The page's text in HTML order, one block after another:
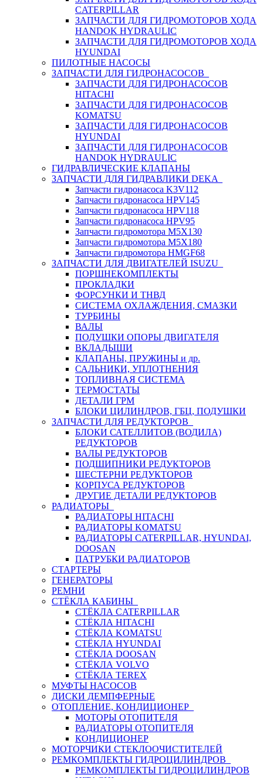
CATERPILLAR
ЗАПЧАСТИ ДЛЯ ГИДРОМОТОРОВ ХОДА
HANDOK HYDRAULIC
ЗАПЧАСТИ ДЛЯ ГИДРОМОТОРОВ ХОДА
HYUNDAI
ПИЛОТНЫЕ НАСОСЫ
ЗАПЧАСТИ ДЛЯ ГИДРОНАСОСОВ
ЗАПЧАСТИ ДЛЯ ГИДРОНАСОСОВ
HITACHI
ЗАПЧАСТИ ДЛЯ ГИДРОНАСОСОВ
KOMATSU
ЗАПЧАСТИ ДЛЯ ГИДРОНАСОСОВ
HYUNDAI
ЗАПЧАСТИ ДЛЯ ГИДРОНАСОСОВ
HANDOK HYDRAULIC
ГИДРАВЛИЧЕСКИЕ КЛАПАНЫ
ЗАПЧАСТИ ДЛЯ ГИДРАВЛИКИ DEKA
Запчасти гидронасоса K3V112
Запчасти гидронасоса HPV145
Запчасти гидронасоса HPV118
Запчасти гидронасоса HPV95
Запчасти гидромотора M5X130
Запчасти гидромотора M5X180
Запчасти гидромотора HMGF68
ЗАПЧАСТИ ДЛЯ ДВИГАТЕЛЕЙ ISUZU
ПОРШНЕКОМПЛЕКТЫ
ПРОКЛАДКИ
ФОРСУНКИ И ТНВД
СИСТЕМА ОХЛАЖДЕНИЯ, СМАЗКИ
ТУРБИНЫ
ВАЛЫ
ПОДУШКИ ОПОРЫ ДВИГАТЕЛЯ
ВКЛАДЫШИ
КЛАПАНЫ, ПРУЖИНЫ и др.
САЛЬНИКИ, УПЛОТНЕНИЯ
ТОПЛИВНАЯ СИСТЕМА
ТЕРМОСТАТЫ
ДЕТАЛИ ГРМ
БЛОКИ ЦИЛИНДРОВ, ГБЦ, ПОДУШКИ
ЗАПЧАСТИ ДЛЯ РЕДУКТОРОВ
БЛОКИ САТЕЛЛИТОВ (ВОДИЛА)
РЕДУКТОРОВ
ВАЛЫ РЕДУКТОРОВ
ПОДШИПНИКИ РЕДУКТОРОВ
ШЕСТЕРНИ РЕДУКТОРОВ
КОРПУСА РЕДУКТОРОВ
ДРУГИЕ ДЕТАЛИ РЕДУКТОРОВ
РАДИАТОРЫ
РАДИАТОРЫ HITACHI
РАДИАТОРЫ KOMATSU
РАДИАТОРЫ CATERPILLAR, HYUNDAI,
DOOSAN
ПАТРУБКИ РАДИАТОРОВ
СТАРТЕРЫ
ГЕНЕРАТОРЫ
РЕМНИ
СТЁКЛА КАБИНЫ
СТЁКЛА CATERPILLAR
СТЁКЛА HITACHI
СТЁКЛА KOMATSU
СТЁКЛА HYUNDAI
СТЁКЛА DOOSAN
СТЁКЛА VOLVO
СТЁКЛА TEREX
МУФТЫ НАСОСОВ
ДИСКИ ДЕМПФЕРНЫЕ
ОТОПЛЕНИЕ, КОНДИЦИОНЕР
МОТОРЫ ОТОПИТЕЛЯ
РАДИАТОРЫ ОТОПИТЕЛЯ
КОНДИЦИОНЕР
МОТОРЧИКИ СТЕКЛООЧИСТИТЕЛЕЙ
РЕМКОМПЛЕКТЫ ГИДРОЦИЛИНДРОВ
РЕМКОМПЛЕКТЫ ГИДРОЦИЛИНДРОВ